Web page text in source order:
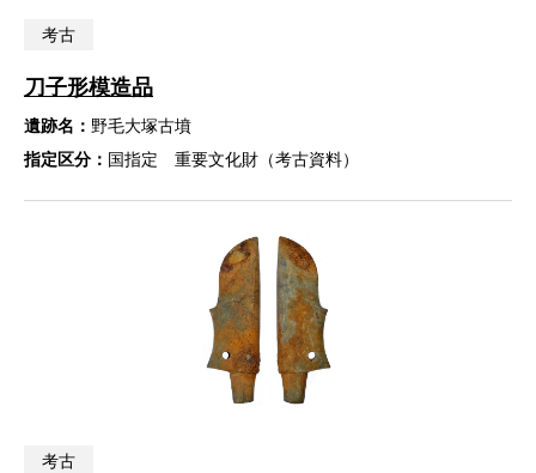
考古
刀子形模造品
遺跡名： 野毛大塚古墳
指定区分： 国指定 重要文化財（考古資料）
考古